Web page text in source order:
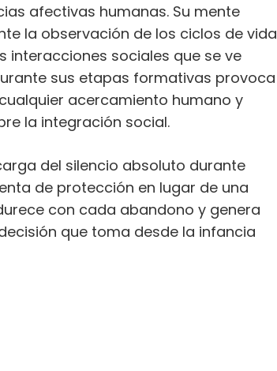
afectivas humanas. Su mente
la observación de los ciclos de vida
interacciones sociales que se ve
sus etapas formativas provoca
acercamiento humano y
la integración social.
del silencio absoluto durante
de protección en lugar de una
con cada abandono y genera
que toma desde la infancia